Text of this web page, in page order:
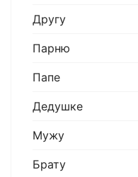
Другу
Парню
Папе
Дедушке
Мужу
Брату